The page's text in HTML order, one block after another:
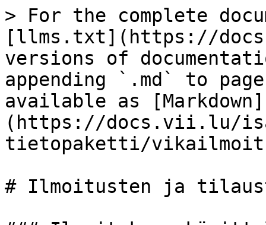
> For the complete
[llms.txt](https://
versions of
appending `.md` to
available as [Markdown]
(https://docs.vii.lu/
tietopaketti/
# Ilmoitusten ja